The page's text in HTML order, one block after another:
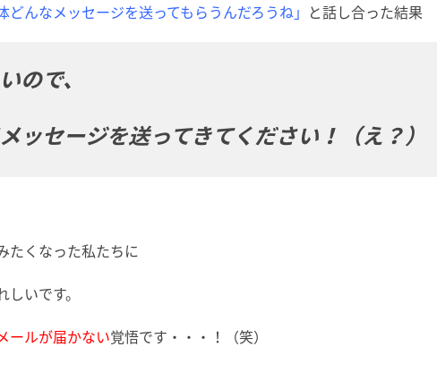
どんなメッセージを送ってもらうんだろうね」 と話し合った結果
ので、
ッセージを送ってきてください！（え？）
たくなった私たちに
いです。
ールが届かない覚悟です・・・！（笑）